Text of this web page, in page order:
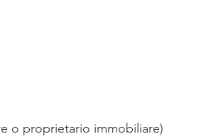
o proprietario immobiliare)